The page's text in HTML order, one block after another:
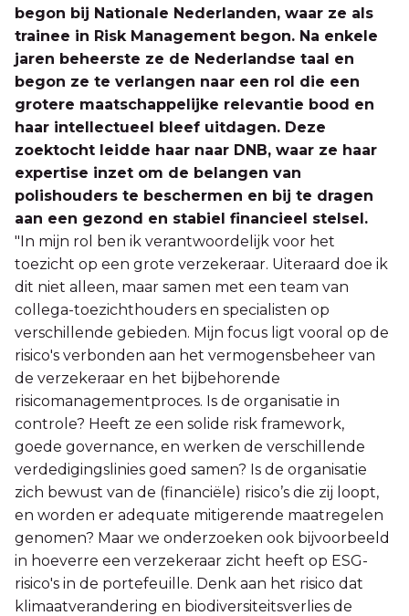
begon bij Nationale Nederlanden, waar ze als
trainee in Risk Management begon. Na enkele
jaren beheerste ze de Nederlandse taal en
begon ze te verlangen naar een rol die een
grotere maatschappelijke relevantie bood en
haar intellectueel bleef uitdagen. Deze
zoektocht leidde haar naar DNB, waar ze haar
expertise inzet om de belangen van
polishouders te beschermen en bij te dragen
aan een gezond en stabiel financieel stelsel.
"In mijn rol ben ik verantwoordelijk voor het
toezicht op een grote verzekeraar. Uiteraard doe ik
dit niet alleen, maar samen met een team van
collega-toezichthouders en specialisten op
verschillende gebieden. Mijn focus ligt vooral op de
risico's verbonden aan het vermogensbeheer van
de verzekeraar en het bijbehorende
risicomanagementproces. Is de organisatie in
controle? Heeft ze een solide risk framework,
goede governance, en werken de verschillende
verdedigingslinies goed samen? Is de organisatie
zich bewust van de (financiële) risico’s die zij loopt,
en worden er adequate mitigerende maatregelen
genomen? Maar we onderzoeken ook bijvoorbeeld
in hoeverre een verzekeraar zicht heeft op ESG-
risico's in de portefeuille. Denk aan het risico dat
klimaatverandering en biodiversiteitsverlies de